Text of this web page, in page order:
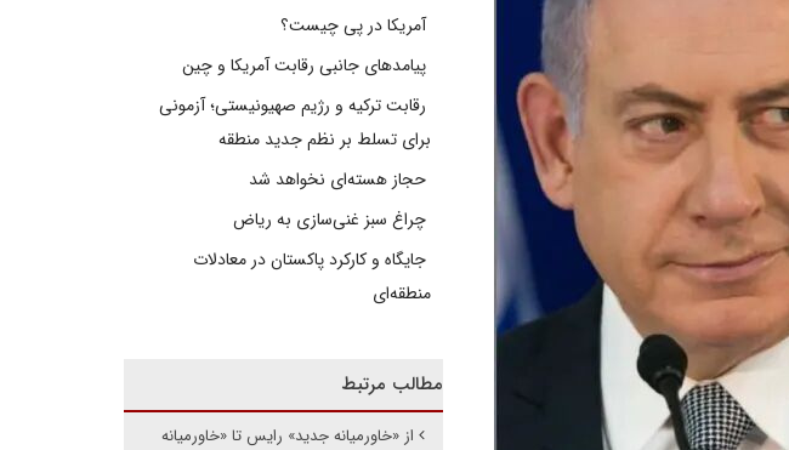
آمریکا در پی چیست؟
پیامدهای جانبی رقابت آمریکا و چین
رقابت ترکیه و رژیم صهیونیستی؛ آزمونی
برای تسلط بر نظم جدید منطقه
حجاز هسته‌ای نخواهد شد
چراغ سبز غنی‌سازی به ریاض
جایگاه و کارکرد پاکستان در معادلات
منطقه‌ای
مطالب مرتبط
از «خاورمیانه جدید» رایس تا «خاورمیانه